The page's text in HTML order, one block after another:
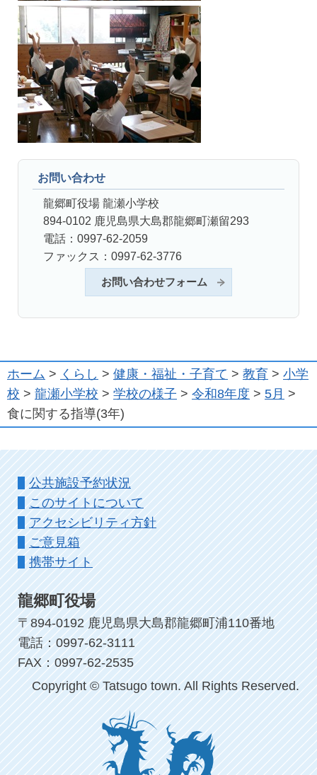
お問い合わせ
龍郷町役場 龍瀬小学校
894-0102 鹿児島県大島郡龍郷町瀬留293
電話：0997-62-2059
ファックス：0997-62-3776
お問い合わせフォーム
ホーム > くらし > 健康・福祉・子育て > 教育 > 小学
校 > 龍瀬小学校 > 学校の様子 > 令和8年度 > 5月 >
食に関する指導(3年)
公共施設予約状況
このサイトについて
アクセシビリティ方針
ご意見箱
携帯サイト
龍郷町役場
〒894-0192 鹿児島県大島郡龍郷町浦110番地
電話：0997-62-3111
FAX：0997-62-2535
Copyright © Tatsugo town. All Rights Reserved.